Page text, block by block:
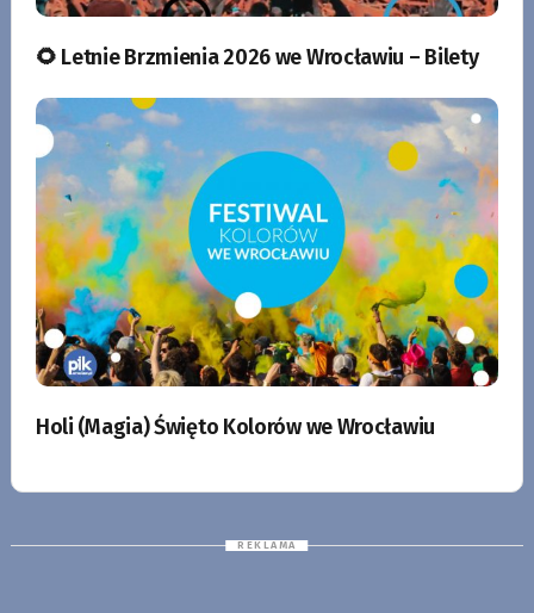
🌻 Letnie Brzmienia 2026 we Wrocławiu – Bilety
Holi (Magia) Święto Kolorów we Wrocławiu